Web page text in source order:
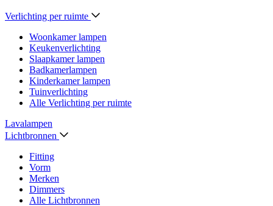
Verlichting per ruimte
Woonkamer lampen
Keukenverlichting
Slaapkamer lampen
Badkamerlampen
Kinderkamer lampen
Tuinverlichting
Alle Verlichting per ruimte
Lavalampen
Lichtbronnen
Fitting
Vorm
Merken
Dimmers
Alle Lichtbronnen